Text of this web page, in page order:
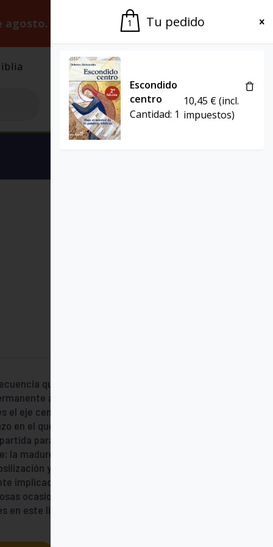
agosto. Gracias por la paciencia.
El Grupo
que va de la animación
al camino de renovación
eje central que recorre estas
en el que la voz habla y llama; la
para la decisión de vivir en
madurez y las tensiones del vivir
y la mantiene abierta al Espíritu.
implicados en los temas de la vocación
ocasiones, el autor ha querido
este libro.
1 Tu pedido
Escondido
centro
Cantidad: 1
10,45 €(incl.
impuestos)